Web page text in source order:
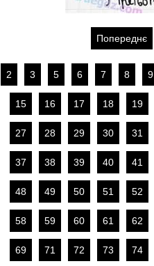
Попереднє
2 3 5 6 7 8 9
15 16 17 18 19
27 28 29 30 31
37 38 39 40 41
48 49 50 51 52
58 59 60 61 62
69 71 72 73 74